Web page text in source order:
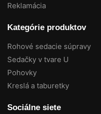
Reklamácia
Kategórie produktov
Rohové sedacie súpravy
Sedačky v tvare U
Pohovky
Kreslá a taburetky
Sociálne siete